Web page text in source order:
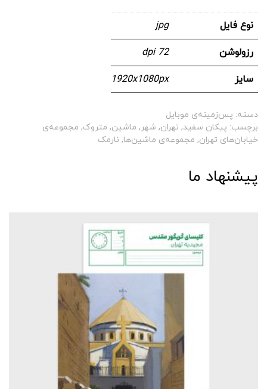
نوع فایل jpg
رزولوشن 72 dpi
سایز 1920x1080px
دسته: پس‌زمینه‌ی موبایل
برچسب: پیکان سفید, تهران, شهر , ماشین, متروک, مجموعه‌ی
خیابان‌های تهران, مجموعه‌ی ماشین‌ها, نارمک
پیشنهاد ما